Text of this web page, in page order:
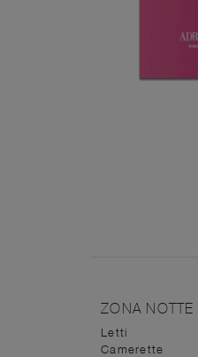
ZONA NOTTE
Letti
Camerette